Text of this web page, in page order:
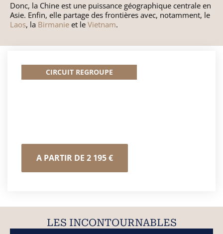
Nicaragua
​Donc, la Chine est une puissance géographique centrale en
Asie. Enfin, elle partage des frontières avec, notamment, le
Laos, la Birmanie et le Vietnam.
CIRCUIT REGROUPE
A PARTIR DE 2 195 €
LES INCONTOURNABLES